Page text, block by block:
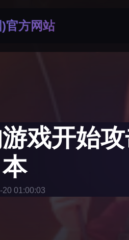
官方网站
戏开始
01:00:03